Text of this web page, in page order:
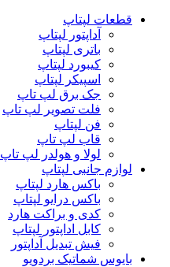
قطعات لپتاپ
آداپتور لپتاپ
باتری لپتاپ
کیبورد لپتاپ
اسپیکر لپتاپ
جک برق لپ تاپ
فلت تصویر لپ تاپ
فن لپتاپ
قاب لپ تاپ
لولا و هولدر لپ تاپ
لوازم جانبی لپتاپ
باکس هارد لپتاپ
باکس درایو لپتاپ
کدی و براکت هارد
کابل اداپتور لپتاپ
فیش تبدیل آداپتور
بایوس شماتیک بردویو